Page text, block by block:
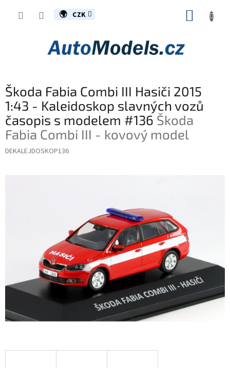
CZK
Škoda Fabia Combi III Hasiči 2015
1:43 - Kaleidoskop slavných vozů
časopis s modelem #136 Škoda
Fabia Combi III - kovový model
DEKALEJDOSKOP136